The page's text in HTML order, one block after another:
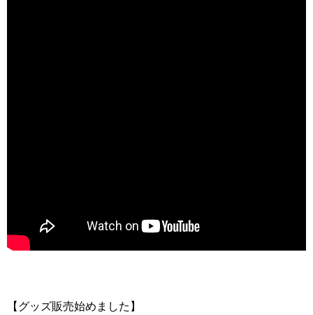
【グッズ販売始めました】